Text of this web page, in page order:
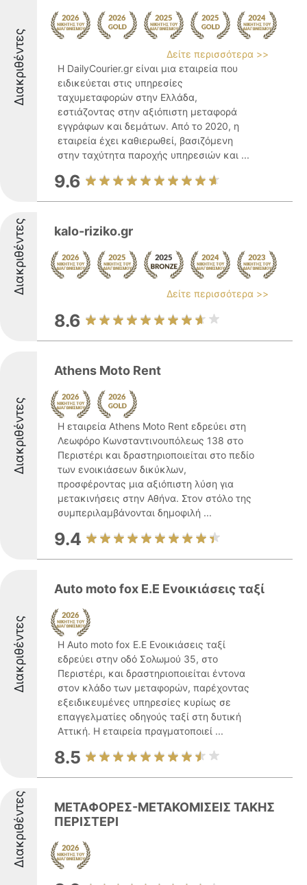
Διακριθέντες
Δείτε περισσότερα >>
Η DailyCourier.gr είναι μια εταιρεία που
ειδικεύεται στις υπηρεσίες
ταχυμεταφορών στην Ελλάδα,
εστιάζοντας στην αξιόπιστη μεταφορά
εγγράφων και δεμάτων. Από το 2020, η
εταιρεία έχει καθιερωθεί, βασιζόμενη
στην ταχύτητα παροχής υπηρεσιών και ...
9.6
Διακριθέντες kalo-riziko.gr
Δείτε περισσότερα >>
8.6
Διακριθέντες
Athens Moto Rent
Η εταιρεία Athens Moto Rent εδρεύει στη
Λεωφόρο Κωνσταντινουπόλεως 138 στο
Περιστέρι και δραστηριοποιείται στο πεδίο
των ενοικιάσεων δικύκλων,
προσφέροντας μια αξιόπιστη λύση για
μετακινήσεις στην Αθήνα. Στον στόλο της
συμπεριλαμβάνονται δημοφιλή ...
9.4
Διακριθέντες
Auto moto fox Ε.Ε Ενοικιάσεις ταξί
Η Auto moto fox Ε.Ε Ενοικιάσεις ταξί
εδρεύει στην οδό Σολωμού 35, στο
Περιστέρι, και δραστηριοποιείται έντονα
στον κλάδο των μεταφορών, παρέχοντας
εξειδικευμένες υπηρεσίες κυρίως σε
επαγγελματίες οδηγούς ταξί στη δυτική
Αττική. Η εταιρεία πραγματοποιεί ...
8.5
Διακριθέντες
ΜΕΤΑΦΟΡΕΣ-ΜΕΤΑΚΟΜΙΣΕΙΣ ΤΑΚΗΣ
ΠΕΡΙΣΤΕΡΙ